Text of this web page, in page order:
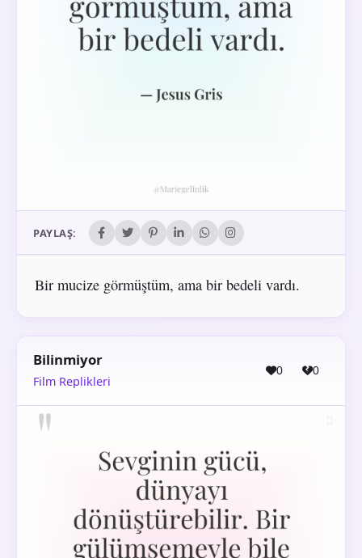
PAYLAŞ:
Bir mucize görmüştüm, ama bir bedeli vardı.
Bilinmiyor
Film Replikleri
0 0